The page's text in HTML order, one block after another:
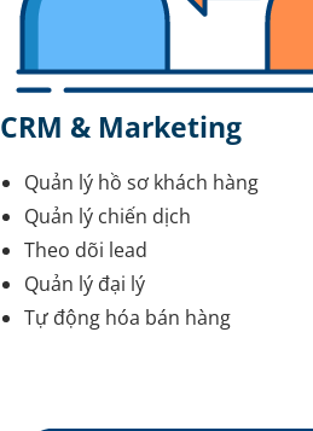
CRM & Marketing
Quản lý hồ sơ khách hàng
Quản lý chiến dịch
Theo dõi lead
Quản lý đại lý
Tự động hóa bán hàng